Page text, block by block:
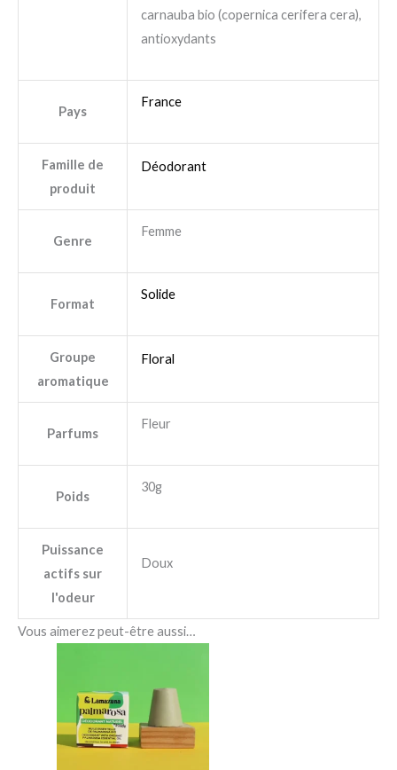
carnauba bio (copernica cerifera cera),
antioxydants
Pays
France
Famille de
produit
Déodorant
Genre
Femme
Format
Solide
Groupe
aromatique
Floral
Parfums
Fleur
Poids
30g
Puissance
actifs sur
l'odeur
Doux
Vous aimerez peut-être aussi…